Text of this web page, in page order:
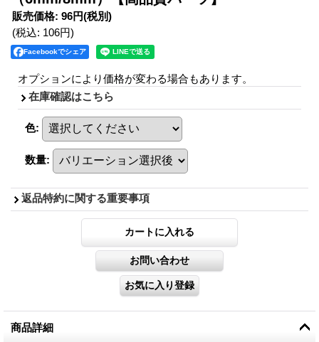
販売価格: 96円(税別)
(税込: 106円)
Facebookでシェア
オプションにより価格が変わる場合もあります。
在庫確認はこちら
色:
数量:
返品特約に関する重要事項
商品詳細